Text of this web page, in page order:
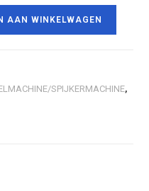
AAN WINKELWAGEN
SPIJKERMACHINE,